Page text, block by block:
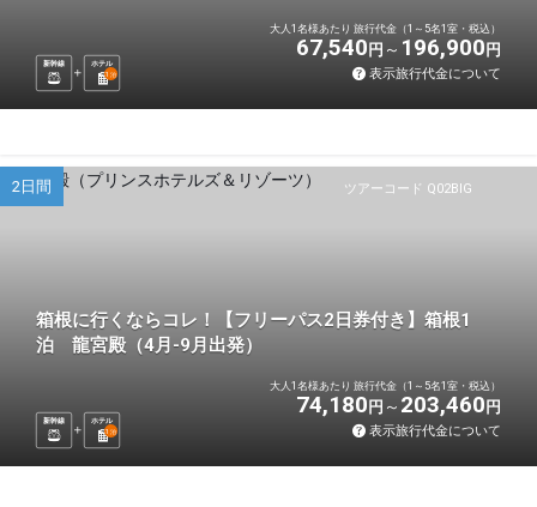
新幹線
ホテル
1 泊
大人1名様あたり 旅行代金（1～5名1室・税込）
67,540 円 196,900 円
表示旅行代金について
ツアーコード Q02BIG
2日間
箱根に行くならコレ！【フリーパス2日券付き】箱根1
泊 龍宮殿（4月-9月出発）
新幹線
ホテル
1 泊
大人1名様あたり 旅行代金（1～5名1室・税込）
74,180 円 203,460 円
表示旅行代金について